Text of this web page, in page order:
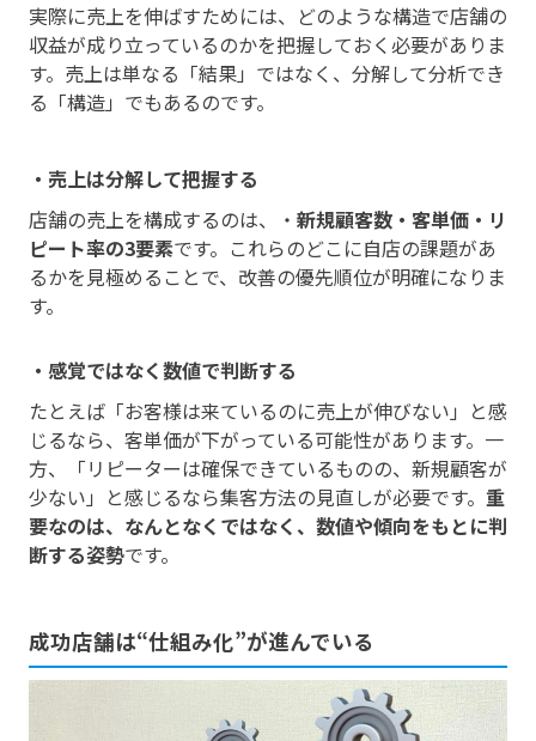
実際に売上を伸ばすためには、どのような構造で店舗の
収益が成り立っているのかを把握しておく必要がありま
す。売上は単なる「結果」ではなく、分解して分析でき
る「構造」でもあるのです。
・売上は分解して把握する
店舗の売上を構成するのは、・ 新規顧客数・客単価・リ
ピート率の3要素です。これらのどこに自店の課題があ
るかを見極めることで、改善の優先順位が明確になりま
す。
・感覚ではなく数値で判断する
たとえば「お客様は来ているのに売上が伸びない」と感
じるなら、客単価が下がっている可能性があります。一
方、「リピーターは確保できているものの、新規顧客が
少ない」と感じるなら集客方法の見直しが必要です。 重
要なのは、なんとなくではなく、数値や傾向をもとに判
断する姿勢です。
成功店舗は“仕組み化”が進んでいる